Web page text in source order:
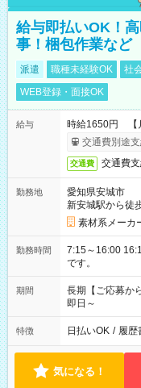
給与即払いOK！
事！梱包作業など
派遣 職種未経験OK 社
WEB登録・面接OK
給与
時給1650円 【
交通費別途支
交通費 交通費支
勤務地
愛知県安城市
新安城駅から徒
素材系メーカ
勤務時間
7:15～16:00 16:15～1:30
です。
期間
長期【ご応募か
即日～
特徴 日払いOK / 履歴
気になる！